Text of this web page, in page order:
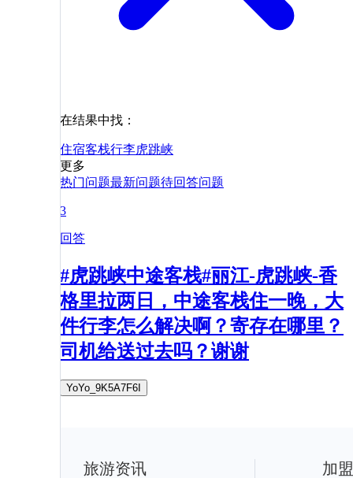
在结果中找：
住宿客栈行李虎跳峡
更多
热门问题最新问题待回答问题
3
回答
#虎跳峡中途客栈#丽江-虎跳峡-香
格里拉两日，中途客栈住一晚，大
件行李怎么解决啊？寄存在哪里？
司机给送过去吗？谢谢
YoYo_9K5A7F6I
旅游资讯 加